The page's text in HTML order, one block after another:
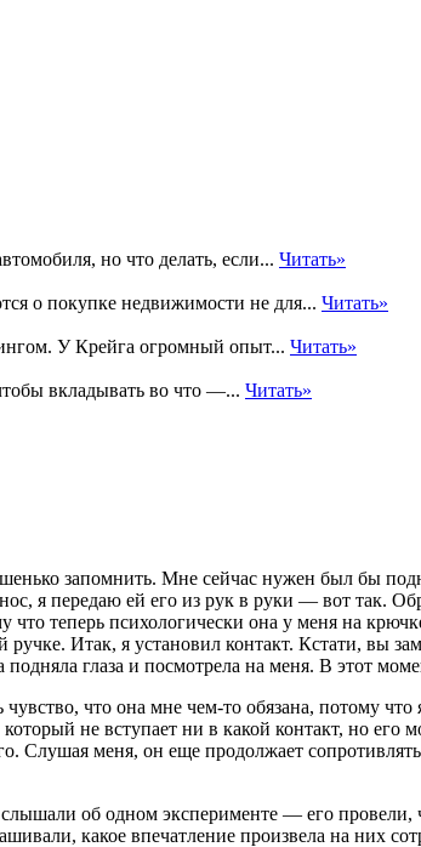
но что делать, если... Читать»
о покупке недвижимости не для... Читать»
У Крейга огромный опыт... Читать»
вкладывать во что —... Читать»
запомнить. Мне сейчас нужен был бы
я передаю ей его из рук в руки — вот так.
что теперь психологически она у меня на
Итак, я установил контакт. Кстати, вы
глаза и посмотрела на меня. В этот
что она мне чем-то обязана, потому
не вступает ни в какой контакт, но его
Слушая меня, он еще продолжает
об одном эксперименте — его провели,
какое впечатление произвела на них